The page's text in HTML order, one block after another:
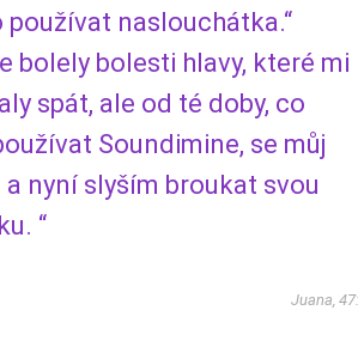
naslouchátka.“
bolely bolesti hlavy, které mi
spát, ale od té doby, co
Soundimine, se můj
nyní slyším broukat svou
“
Juana, 47: